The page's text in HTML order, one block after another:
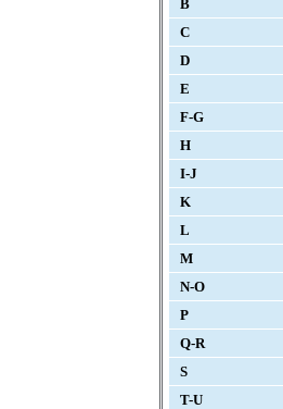
B
C
D
E
F-G
H
I-J
K
L
M
N-O
P
Q-R
S
T-U